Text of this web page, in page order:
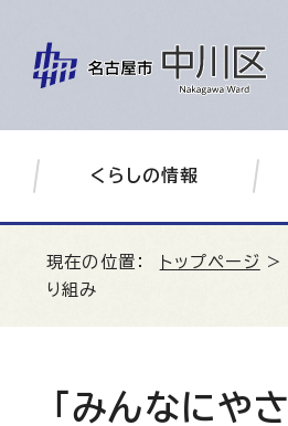
くらしの情報
現在の位置： トップページ >
り組み
「みんなにや